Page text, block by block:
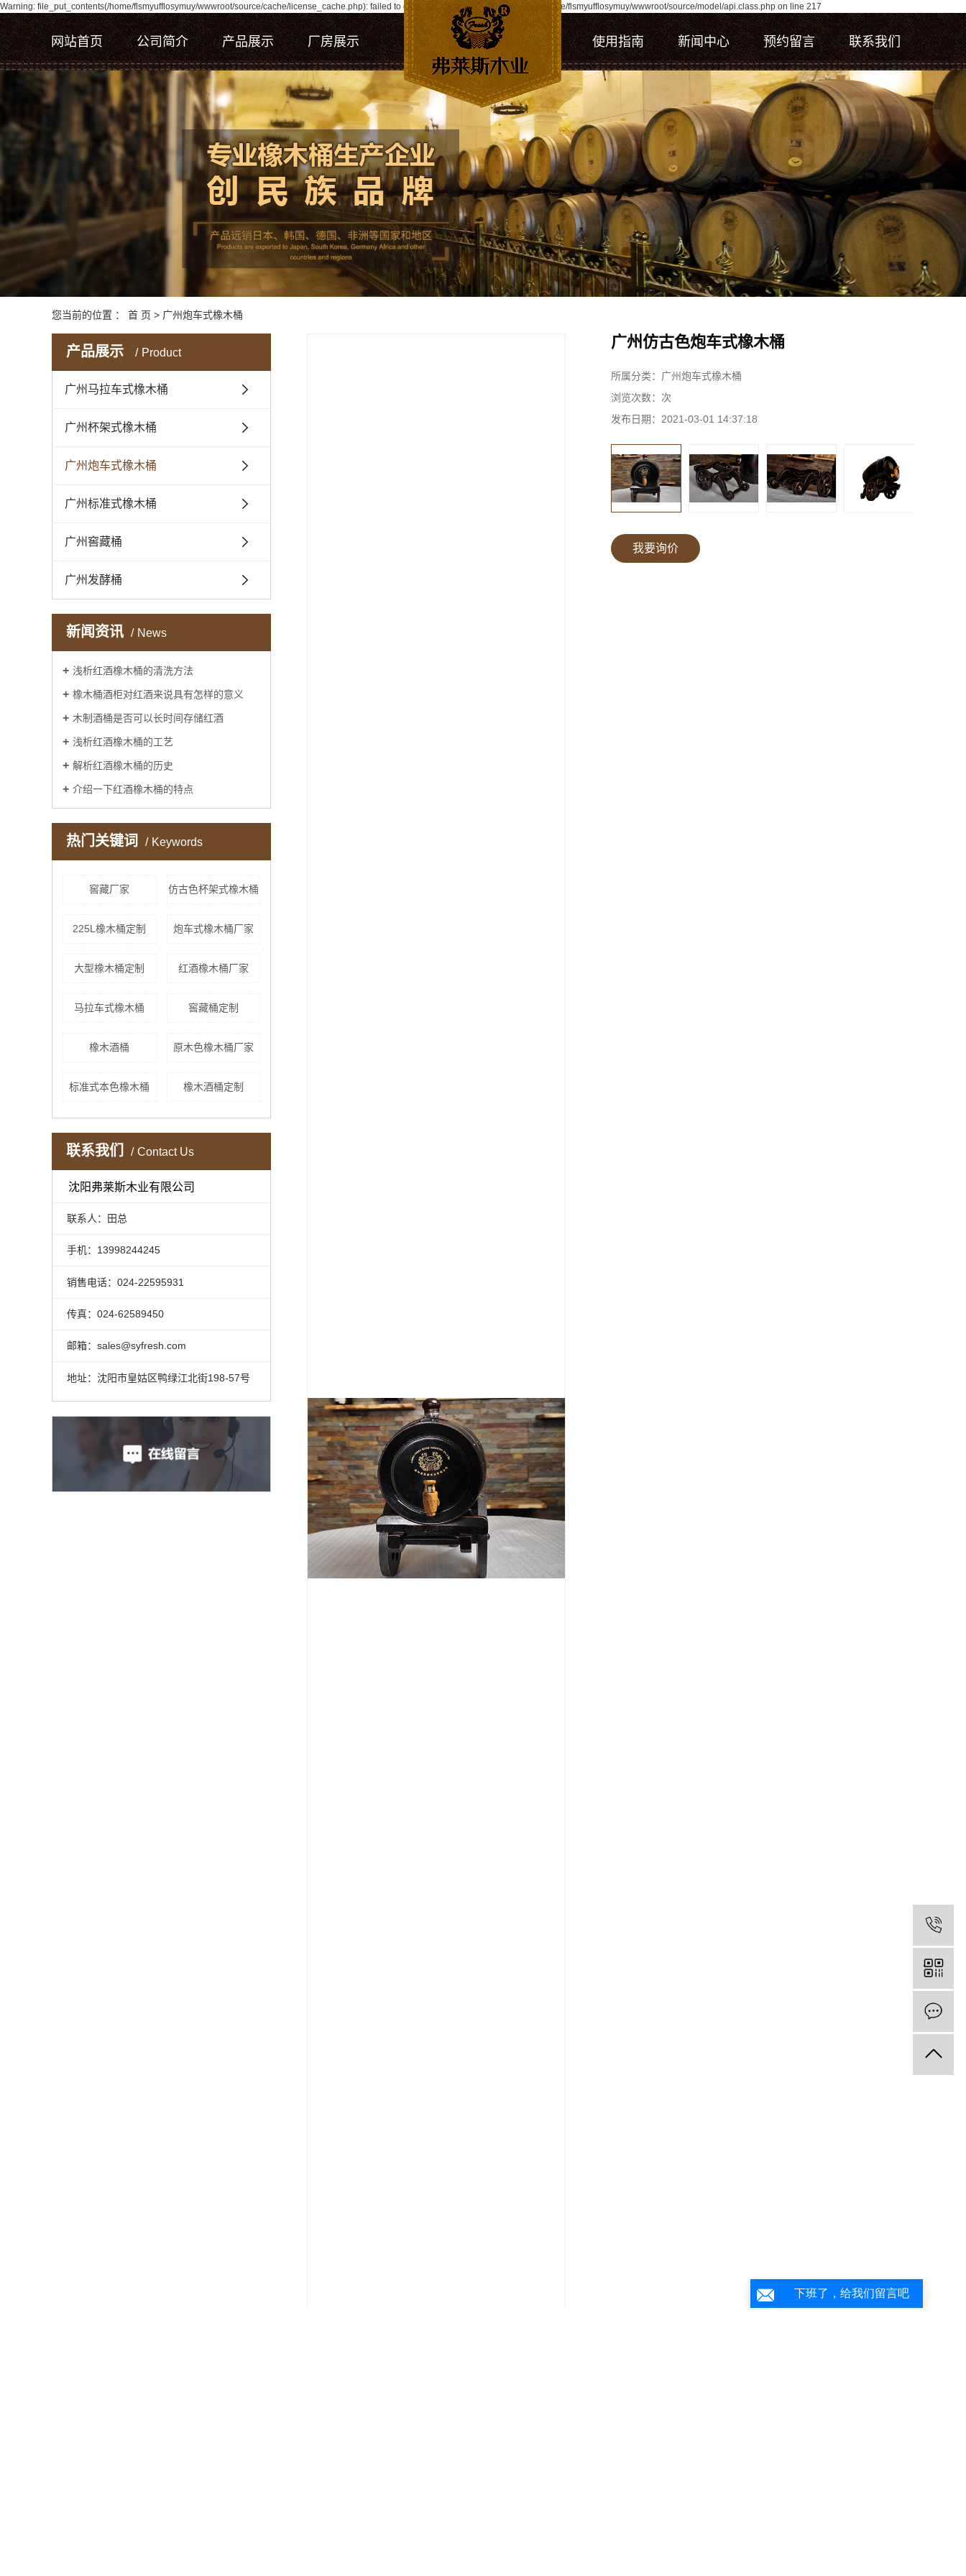
Warning: file_put_contents(/home/flsmyufflosymuy/wwwroot/source/cache/license_cache.php): failed to open stream: Permission denied in /home/flsmyufflosymuy/wwwroot/source/model/api.class.php on line 217
网站首页 公司简介
公司简介
企业文化
资质荣誉
产品展示
广州马拉车式橡木
桶
广州杯架式橡木桶
广州炮车式橡木桶
广州标准式橡木桶
广州窖藏桶
广州发酵桶
厂房展示 使用指南
使用指南
新闻中心
公司新闻
行业资讯
技术资讯
预约留言 联系我们
联系我们
您当前的位置 ： 首 页 > 广州炮车式橡木桶
产品展示 Product
广州马拉车式橡木桶
广州杯架式橡木桶
广州炮车式橡木桶
广州标准式橡木桶
广州窖藏桶
广州发酵桶
新闻资讯 News
浅析红酒橡木桶的清洗方法
橡木桶酒柜对红酒来说具有怎样的意义
木制酒桶是否可以长时间存储红酒
浅析红酒橡木桶的工艺
解析红酒橡木桶的历史
介绍一下红酒橡木桶的特点
热门关键词 Keywords
窖藏厂家 仿古色杯架式橡木桶
225L橡木桶定制 炮车式橡木桶厂家
大型橡木桶定制 红酒橡木桶厂家
马拉车式橡木桶 窖藏桶定制
橡木酒桶 原木色橡木桶厂家
标准式本色橡木桶 橡木酒桶定制
联系我们 Contact Us
沈阳弗莱斯木业有限公司
联系人：田总
手机：13998244245
销售电话：024-22595931
传真：024-62589450
邮箱：sales@syfresh.com
地址：沈阳市皇姑区鸭绿江北街198-57号
广州仿古色炮车式橡木桶
所属分类： 广州炮车式橡木桶
浏览次数： 次
发布日期： 2021-03-01 14:37:18
我要询价